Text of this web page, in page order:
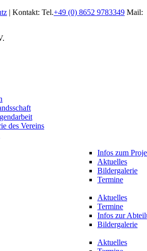
| Kontakt: Tel.+49 (0) 8652 9783349 Mail:
des Vereins
Infos zum
Aktuelles
Bildergalerie
Termine
Aktuelles
Termine
Infos zur
Bildergalerie
Aktuelles